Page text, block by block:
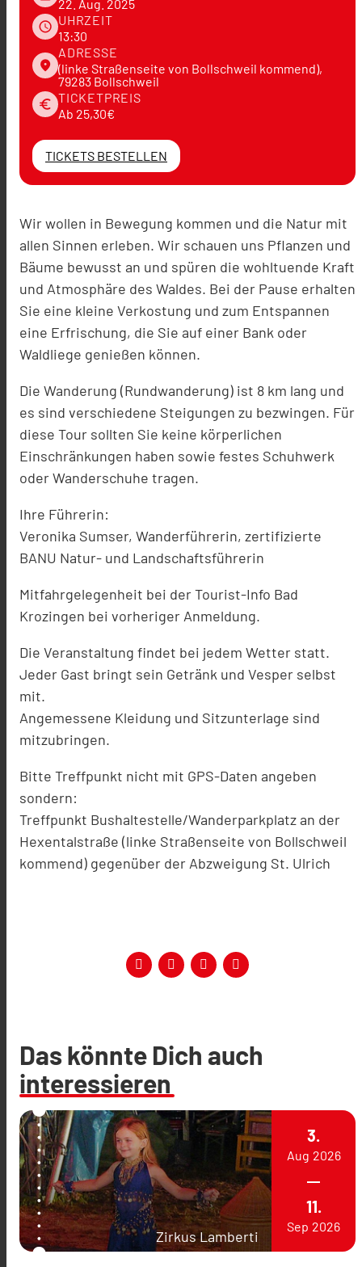
22. Aug. 2025
schedule UHRZEIT
13:30
place
ADRESSE
(linke Straßenseite von Bollschweil kommend),
79283 Bollschweil
euro TICKETPREIS
Ab 25,30€
TICKETS BESTELLEN
Wir wollen in Bewegung kommen und die Natur mit
allen Sinnen erleben. Wir schauen uns Pflanzen und
Bäume bewusst an und spüren die wohltuende Kraft
und Atmosphäre des Waldes. Bei der Pause erhalten
Sie eine kleine Verkostung und zum Entspannen
eine Erfrischung, die Sie auf einer Bank oder
Waldliege genießen können.
Die Wanderung (Rundwanderung) ist 8 km lang und
es sind verschiedene Steigungen zu bezwingen. Für
diese Tour sollten Sie keine körperlichen
Einschränkungen haben sowie festes Schuhwerk
oder Wanderschuhe tragen.
Ihre Führerin:
Veronika Sumser, Wanderführerin, zertifizierte
BANU Natur- und Landschaftsführerin
Mitfahrgelegenheit bei der Tourist-Info Bad
Krozingen bei vorheriger Anmeldung.
Die Veranstaltung findet bei jedem Wetter statt.
Jeder Gast bringt sein Getränk und Vesper selbst
mit.
Angemessene Kleidung und Sitzunterlage sind
mitzubringen.
Bitte Treffpunkt nicht mit GPS-Daten angeben
sondern:
Treffpunkt Bushaltestelle/Wanderparkplatz an der
Hexentalstraße (linke Straßenseite von Bollschweil
kommend) gegenüber der Abzweigung St. Ulrich
Das könnte Dich auch
interessieren
Zirkus Lamberti
3.
Aug 2026
11.
Sep 2026